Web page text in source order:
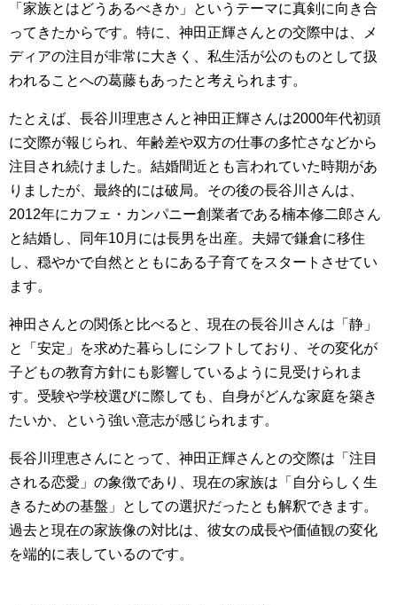
「家族とはどうあるべきか」というテーマに真剣に向き合
ってきたからです。特に、神田正輝さんとの交際中は、メ
ディアの注目が非常に大きく、私生活が公のものとして扱
われることへの葛藤もあったと考えられます。
たとえば、長谷川理恵さんと神田正輝さんは2000年代初頭
に交際が報じられ、年齢差や双方の仕事の多忙さなどから
注目され続けました。結婚間近とも言われていた時期があ
りましたが、最終的には破局。その後の長谷川さんは、
2012年にカフェ・カンパニー創業者である楠本修二郎さん
と結婚し、同年10月には長男を出産。夫婦で鎌倉に移住
し、穏やかで自然とともにある子育てをスタートさせてい
ます。
神田さんとの関係と比べると、現在の長谷川さんは「静」
と「安定」を求めた暮らしにシフトしており、その変化が
子どもの教育方針にも影響しているように見受けられま
す。受験や学校選びに際しても、自身がどんな家庭を築き
たいか、という強い意志が感じられます。
長谷川理恵さんにとって、神田正輝さんとの交際は「注目
される恋愛」の象徴であり、現在の家族は「自分らしく生
きるための基盤」としての選択だったとも解釈できます。
過去と現在の家族像の対比は、彼女の成長や価値観の変化
を端的に表しているのです。